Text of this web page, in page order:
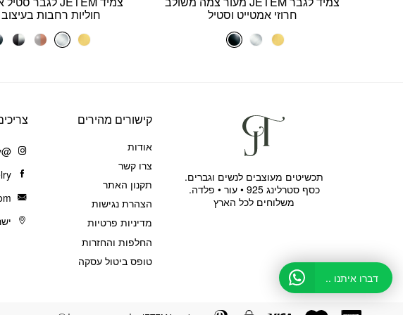
חרוזי אמטייט וסטיל חוליות רחבות בעיצוב
קישורים מהירים
אודות
צרו קשר
תקנון האתר
הצהרת נגישות
מדיניות פרטיות
החלפות והחזרות
טופס ביטול עסקה
@jetem.jewelry
תכשיטים מעוצבים לנשים וגברים.
כסף סטרלינג 925 • עור • פלדה.
משלוחים לכל הארץ
דברו איתנו ..